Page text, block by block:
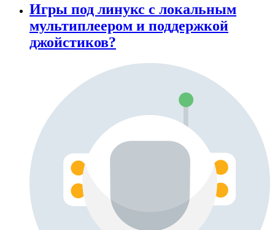
Игры под линукс с локальным
мультиплеером и поддержкой
джойстиков?